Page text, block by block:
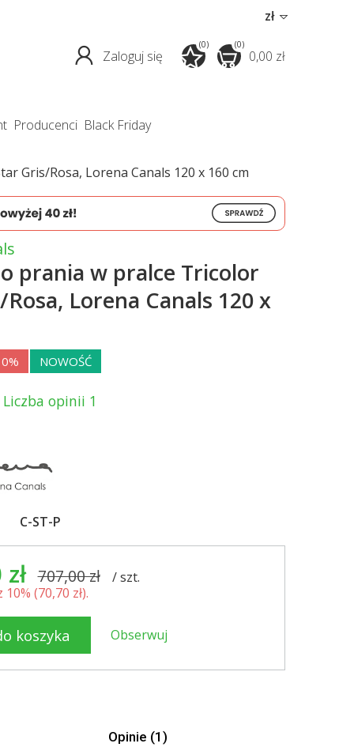
zł
(0)
0,00 zł
Zaloguj się
(0)
producenci Black Friday
Gris/Rosa, Lorena Canals 120 x 160 cm
prania w pralce Tricolor
Lorena Canals 120 x
NOWOŚĆ
Liczba opinii 1
C-ST-P
707,00 zł /szt.
10% (70,70 zł).
koszyka Obserwuj
Opinie (1)